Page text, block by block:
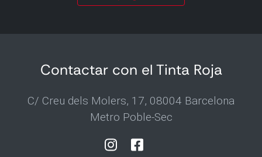
Contactar con el Tinta Roja
C/ Creu dels Molers, 17, 08004 Barcelona
Metro Poble-Sec